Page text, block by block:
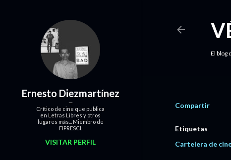
El blog
Compartir
Etiquetas
Cartelera de
Ernesto Diezmartínez
Crítico de cine que publica
en Letras Libres y otros
lugares más... Miembro de
FIPRESCI.
VISITAR PERFIL